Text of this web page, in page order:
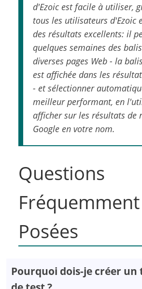
d'Ezoic est facile à utiliser,
tous les utilisateurs d'Ezoic
des résultats excellents: il
quelques semaines des
diverses pages Web - la
est affichée dans les
- et sélectionner
meilleur performant, en
afficher sur les résultats de
Google en votre nom.
Questions
Fréquemment
Posées
Pourquoi dois-je créer un